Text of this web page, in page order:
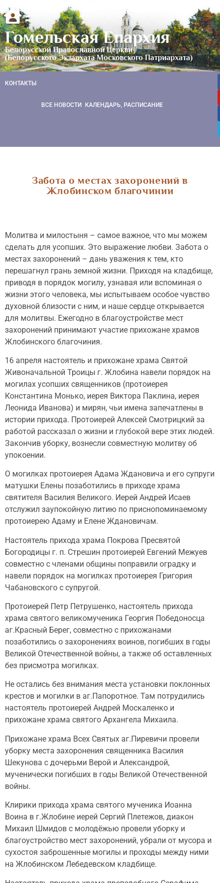
Гомельская Епархия
Белорусской Православной Церкви
(Белорусского Экзархата Московского Патриархата)
КОНТАКТЫ
ВСЕ НОВОСТИ КАЛЕНДАРЬ, РАСПИСАНИЕ
Забота о местах захоронений в
Жлобинском благочинии
Молитва и милостыня – самое важное, что мы можем
сделать для усопших. Это выражение любви. Забота о
местах захоронений – дань уважения к тем, кто
перешагнул грань земной жизни. Приходя на кладбище,
приводя в порядок могилу, узнавая или вспоминая о
жизни этого человека, мы испытываем особое чувство
духовной близости с ним, и наше сердце открывается
для молитвы. Ежегодно в благоустройстве мест
захоронений принимают участие прихожане храмов
Жлобинского благочиния.
16 апреля настоятель и прихожане храма Святой
Живоначальной Троицы г. Жлобина навели порядок на
могилах усопших священников (протоиерея
Константина Монько, иерея Виктора Паклина, иерея
Леонида Иванова) и мирян, чьи имена запечатлены в
истории прихода. Протоиерей Алексей Смотрицкий за
работой рассказал о жизни и глубокой вере этих людей.
Закончив уборку, вознесли совместную молитву об
упокоении.
О могилках протоиерея Адама Ждановича и его супруги
матушки Елены позаботились в приходе храма
святителя Василия Великого. Иерей Андрей Исаев
отслужил заупокойную литию по приснопоминаемому
протоиерею Адаму и Елене Ждановичам.
Настоятель прихода храма Покрова Пресвятой
Богородицы г. п. Стрешин протоиерей Евгений Межуев
совместно с членами общины поправили оградку и
навели порядок на могилках протоиерея Григория
Чабановского с супругой.
Протоиерей Петр Петрушенко, настоятель прихода
храма святого великомученика Георгия Победоносца
аг.Красный Берег, совместно с прихожанами
позаботились о захоронениях воинов, погибших в годы
Великой Отечественной войны, а также об оставленных
без присмотра могилках.
Не остались без внимания места установки поклонных
крестов и могилки в аг.Папоротное. Там потрудились
настоятель протоиерей Андрей Москаленко и
прихожане храма святого Архангела Михаила.
Прихожане храма Всех Святых аг.Пиревичи провели
уборку места захоронения священника Василия
Шекунова с дочерьми Верой и Александрой,
мученически погибших в годы Великой Отечественной
войны.
Клирики прихода храма святого мученика Иоанна
Воина в г.Жлобине иерей Сергий Плетежов, диакон
Михаил Шмидов с молодёжью провели уборку и
благоустройство мест захоронений, убрали от мусора и
сухостоя заброшенные могилы и проходы между ними
на Жлобинском Лебедевском кладбище.